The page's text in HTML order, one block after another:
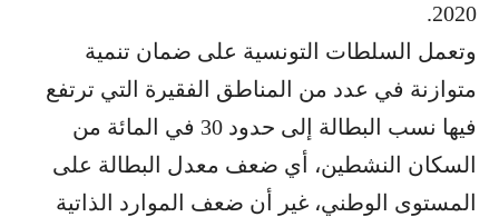
2020.
وتعمل السلطات التونسية على ضمان تنمية
متوازنة في عدد من المناطق الفقيرة التي ترتفع
فيها نسب البطالة إلى حدود 30 في المائة من
السكان النشطين، أي ضعف معدل البطالة على
المستوى الوطني، غير أن ضعف الموارد الذاتية